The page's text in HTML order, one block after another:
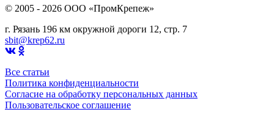
© 2005 - 2026 OOO «ПромКрепеж»
г. Рязань 196 км окружной дороги 12, стр. 7
sbit@krep62.ru
Все статьи
Политика конфиденциальности
Согласие на обработку персональных данных
Пользовательское соглашение